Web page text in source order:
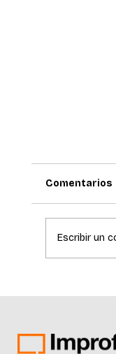
piel
Comentarios
Escribir un